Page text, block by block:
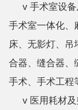
v 手术室设
手术室一体化、
床、无影灯、吊
合器、缝合器、
手术、手术工程
v 医用耗材